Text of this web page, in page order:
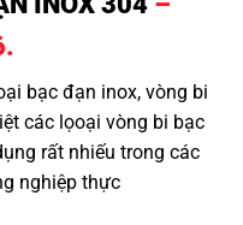
bạc đạn inox, vòng bi
các lọoại vòng bi bạc
rất nhiếu trong các
nghiệp thực